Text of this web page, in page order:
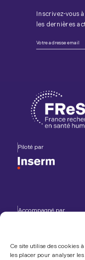
Ce site utilise des cookies
les placer pour analyser
Inscrivez-vous
les dernières
Piloté par
Accompagné par